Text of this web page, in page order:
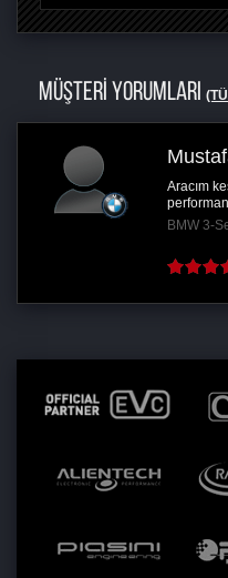
MÜŞTERİ YORUMLARI
Aracım
BMW 3-